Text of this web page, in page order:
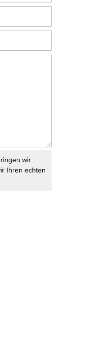
wir
Ihren echten